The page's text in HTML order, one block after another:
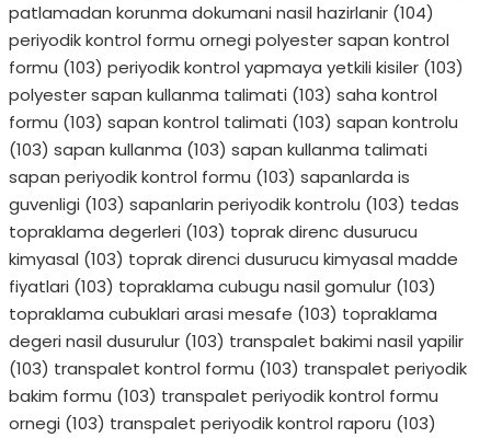
patlamadan korunma dokumani nasil hazirlanir (104)
periyodik kontrol formu ornegi polyester sapan kontrol
formu (103) periyodik kontrol yapmaya yetkili kisiler (103)
polyester sapan kullanma talimati (103) saha kontrol
formu (103) sapan kontrol talimati (103) sapan kontrolu
(103) sapan kullanma (103) sapan kullanma talimati
sapan periyodik kontrol formu (103) sapanlarda is
guvenligi (103) sapanlarin periyodik kontrolu (103) tedas
topraklama degerleri (103) toprak direnc dusurucu
kimyasal (103) toprak direnci dusurucu kimyasal madde
fiyatlari (103) topraklama cubugu nasil gomulur (103)
topraklama cubuklari arasi mesafe (103) topraklama
degeri nasil dusurulur (103) transpalet bakimi nasil yapilir
(103) transpalet kontrol formu (103) transpalet periyodik
bakim formu (103) transpalet periyodik kontrol formu
ornegi (103) transpalet periyodik kontrol raporu (103)